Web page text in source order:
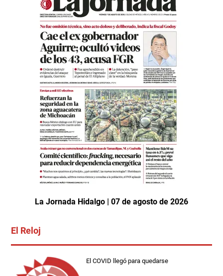
La Jornada Hidalgo | 07 de agosto de 2026
El Reloj
El COVID llegó para quedarse